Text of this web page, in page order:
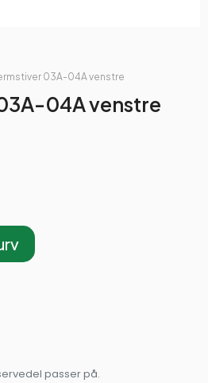
03A-04A venstre
04A venstre
passer på.